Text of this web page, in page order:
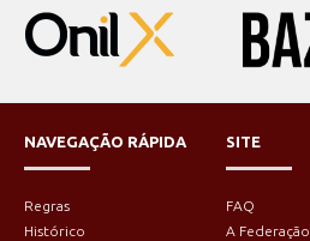
NAVEGAÇÃO RÁPIDA
Regras
Histórico
SITE
FAQ
A Federação